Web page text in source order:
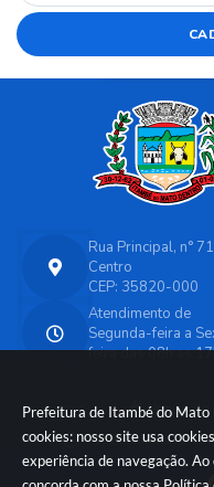
Prefeitura de Itambé do Mato
cookies: nosso site usa
experiência de navegação.
Rua Principal, n°
Centro
CEP: 35820-000
Atendimento de
Segunda-feira a
feira das 08h as
Versão do
Portal atualizado em: